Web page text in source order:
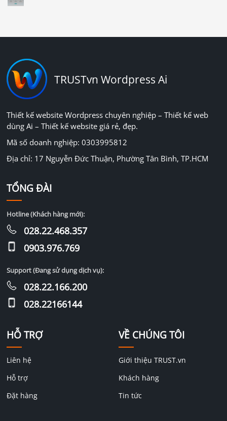
TRUSTvn Wordpress Ai
Thiết kế website Wordpress chuyên nghiệp – Thiết kế web
dùng Ai – Thiết kế website giá rẻ, đẹp.
Mã số doanh nghiệp: 0303995812
Địa chỉ: 17 Nguyễn Đức Thuận, Phường Tân Bình, TP.HCM
HỖ TRỢ
Liên hệ
Hỗ trợ
Đặt hàng
VỀ CHÚNG TÔI
Giới thiệu TRUST.vn
Khách hàng
Tin tức
TỔNG ĐÀI
Hotline (Khách hàng mới):
028.22.468.357
0903.976.769
Support (Đang sử dụng dịch vụ):
028.22.166.200
028.22166144